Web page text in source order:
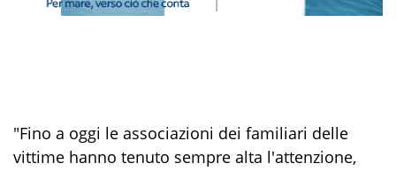
"Fino a oggi le associazioni dei familiari delle
vittime hanno tenuto sempre alta l'attenzione,